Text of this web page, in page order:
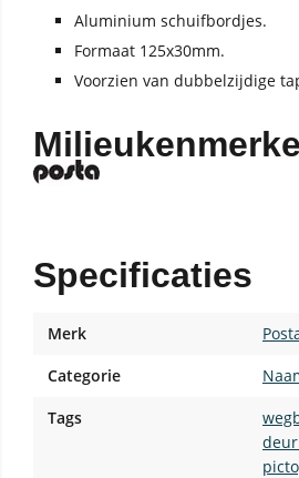
Aluminium schuifbordjes.
Formaat 125x30mm.
Voorzien van dubbelzijdige
Specificaties
Merk
Categorie
Tags